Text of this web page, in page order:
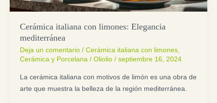
Cerámica italiana con limones: Elegancia
mediterránea
Deja un comentario / Cerámica italiana con limones,
Cerámica y Porcelana / Oliolio / septiembre 16, 2024
La cerámica italiana con motivos de limón es una obra de
arte que muestra la belleza de la región mediterránea.